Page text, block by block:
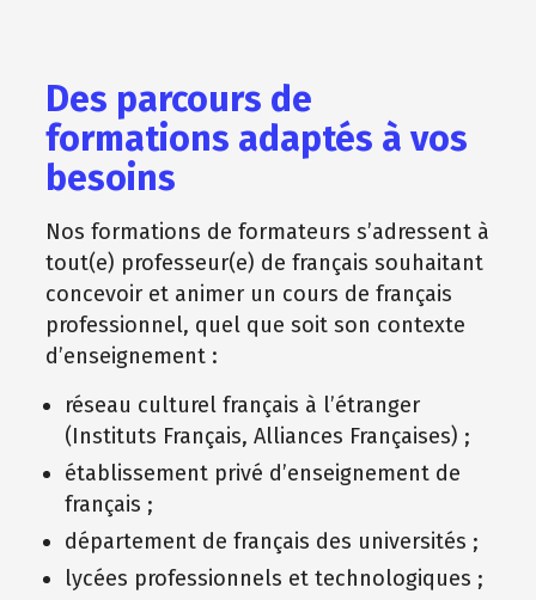
Des parcours de
formations adaptés à vos
besoins
Nos formations de formateurs s’adressent à
tout(e) professeur(e) de français souhaitant
concevoir et animer un cours de français
professionnel, quel que soit son contexte
d’enseignement :
réseau culturel français à l’étranger
(Instituts Français, Alliances Françaises) ;
établissement privé d’enseignement de
français ;
département de français des universités ;
lycées professionnels et technologiques ;